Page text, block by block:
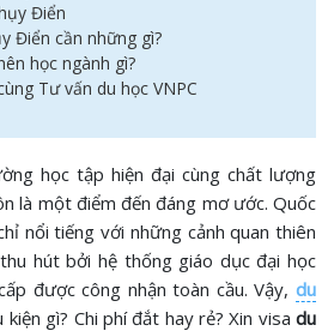
Điển
Điển cần những gì?
học ngành gì?
Tư vấn du học VNPC
học tập hiện đại cùng chất lượng
là một điểm đến đáng mơ ước. Quốc
nổi tiếng với những cảnh quan thiên
hút bởi hệ thống giáo dục đại học
được công nhận toàn cầu. Vậy, du
kiện gì? Chi phí đắt hay rẻ? Xin visadu